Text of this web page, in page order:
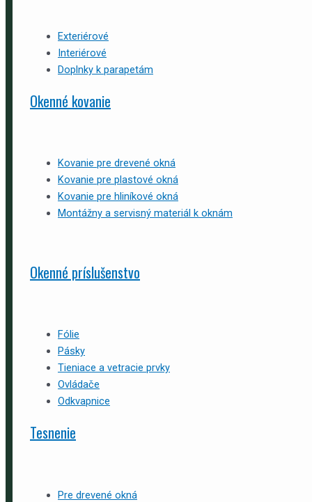
Exteriérové
Interiérové
Doplnky k parapetám
Okenné kovanie
Kovanie pre drevené okná
Kovanie pre plastové okná
Kovanie pre hliníkové okná
Montážny a servisný materiál k oknám
Okenné príslušenstvo
Fólie
Pásky
Tieniace a vetracie prvky
Ovládače
Odkvapnice
Tesnenie
Pre drevené okná